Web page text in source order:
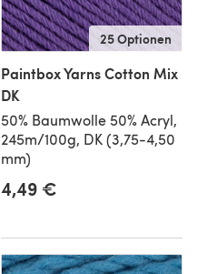
25 Optionen
Paintbox Yarns Cotton Mix
DK
50% Baumwolle 50% Acryl,
245m/100g, DK (3,75-4,50
mm)
4,49 €